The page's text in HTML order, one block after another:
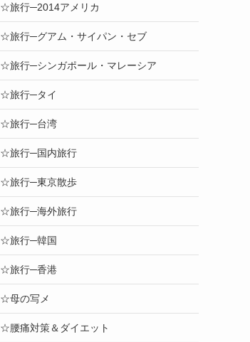
☆旅行─2014アメリカ
☆旅行─グアム・サイパン・セブ
☆旅行─シンガポール・マレーシア
☆旅行─タイ
☆旅行─台湾
☆旅行─国内旅行
☆旅行─東京散歩
☆旅行─海外旅行
☆旅行─韓国
☆旅行─香港
☆母の写メ
☆腰痛対策＆ダイエット